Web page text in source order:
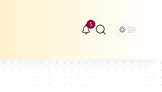
5